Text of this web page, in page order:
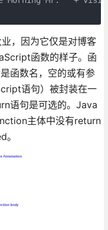
，因为它仅是对博客
函数的样子。函
函数名，空的或有参
语句）被封装在一
语句是可选的。Java
主体中没有return